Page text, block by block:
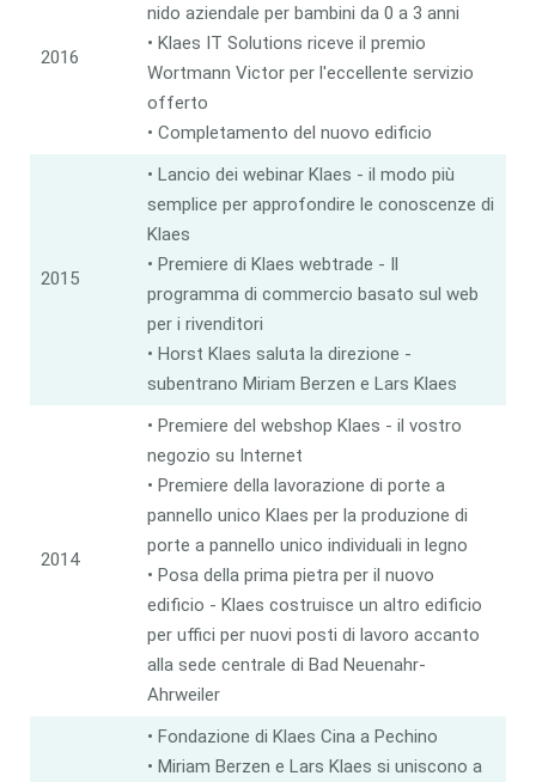
2016
nido aziendale per bambini da 0 a 3 anni
• Klaes IT Solutions riceve il premio
Wortmann Victor per l'eccellente servizio
offerto
• Completamento del nuovo edificio
2015
• Lancio dei webinar Klaes - il modo più
semplice per approfondire le conoscenze di
Klaes
• Premiere di Klaes webtrade - Il
programma di commercio basato sul web
per i rivenditori
• Horst Klaes saluta la direzione -
subentrano Miriam Berzen e Lars Klaes
2014
• Premiere del webshop Klaes - il vostro
negozio su Internet
• Premiere della lavorazione di porte a
pannello unico Klaes per la produzione di
porte a pannello unico individuali in legno
• Posa della prima pietra per il nuovo
edificio - Klaes costruisce un altro edificio
per uffici per nuovi posti di lavoro accanto
alla sede centrale di Bad Neuenahr-
Ahrweiler
• Fondazione di Klaes Cina a Pechino
• Miriam Berzen e Lars Klaes si uniscono a